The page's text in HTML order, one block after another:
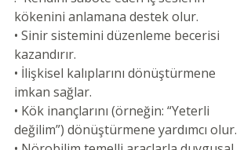
kökenini anlamana destek olur.
• Sinir sistemini düzenleme becerisi
kazandırır.
• İlişkisel kalıplarını dönüştürmene
imkan sağlar.
• Kök inançlarını (örneğin: “Yeterli
değilim”) dönüştürmene yardımcı olur.